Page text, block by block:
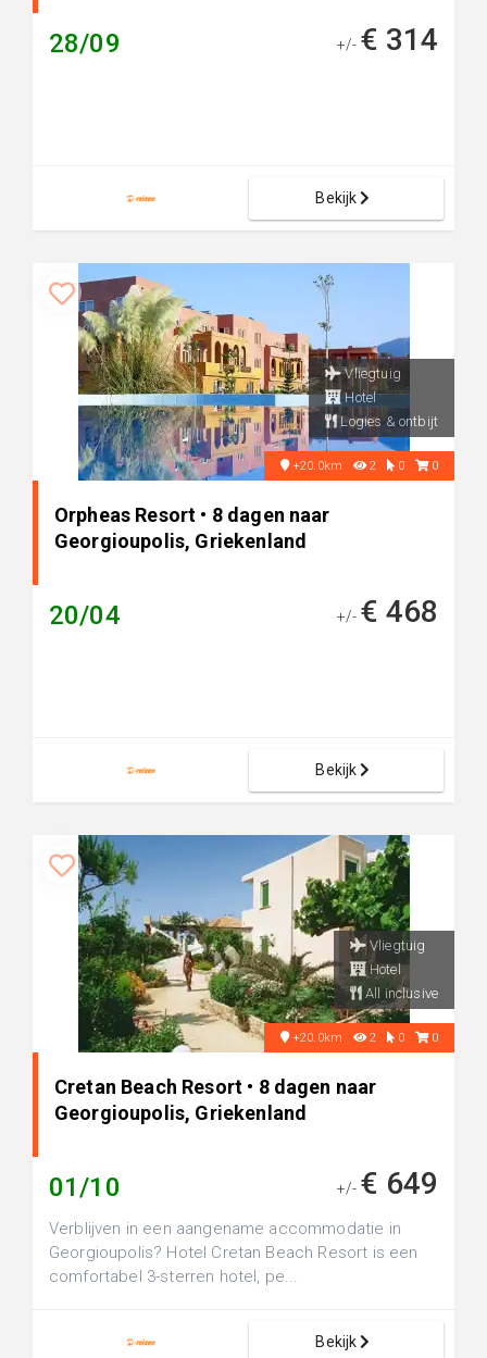
28/09 +/- € 314
Bekijk
Vliegtuig
Hotel
Logies & ontbijt
+20.0km 2 0 0
Orpheas Resort • 8 dagen naar
Georgioupolis, Griekenland
20/04 +/- € 468
Bekijk
Vliegtuig
Hotel
All inclusive
+20.0km 2 0 0
Cretan Beach Resort • 8 dagen naar
Georgioupolis, Griekenland
01/10 +/- € 649
Verblijven in een aangename accommodatie in
Georgioupolis? Hotel Cretan Beach Resort is een
comfortabel 3-sterren hotel, pe...
Bekijk